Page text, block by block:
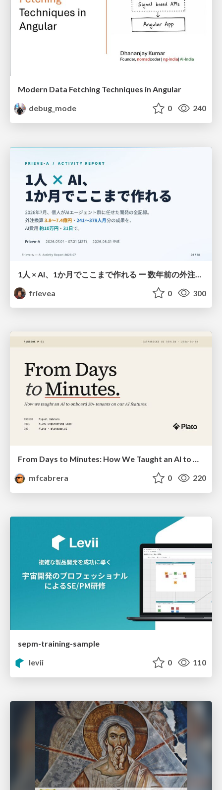
Modern Data Fetching Techniques in Angular
debug_mode
0 240
frievea
0 300
From Days to Minutes: How We Taught an AI to Onboard 50+ Tenants on our AI Features
mfcabrera
0 220
sepm-training-sample
levii
0 110